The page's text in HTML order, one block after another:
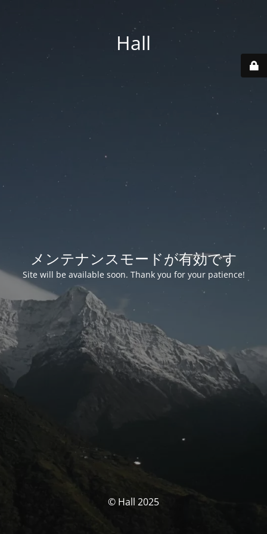
Hall
メンテナンスモードが有効です
Site will be available soon. Thank you for your patience!
© Hall 2025